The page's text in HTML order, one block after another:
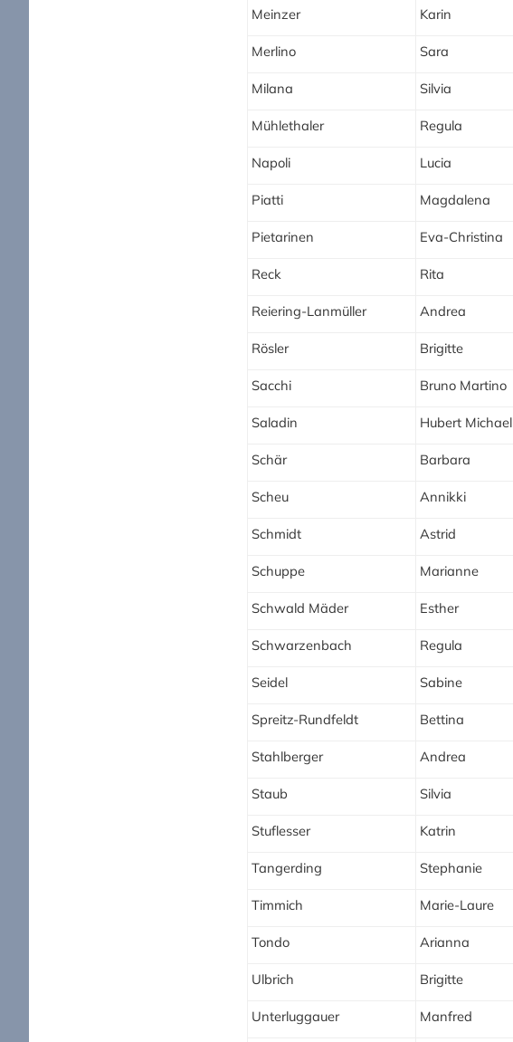
Meinzer Karin
Merlino Sara
Milana Silvia
Mühlethaler Regula
Napoli Lucia
Piatti Magdalena
Pietarinen Eva-Christina
Reck Rita
Reiering-Lanmüller Andrea
Rösler Brigitte
Sacchi Bruno Martino
Saladin Hubert Michael
Schär Barbara
Scheu Annikki
Schmidt Astrid
Schuppe Marianne
Schwald Mäder Esther
Schwarzenbach Regula
Seidel Sabine
Spreitz-Rundfeldt Bettina
Stahlberger Andrea
Staub Silvia
Stuflesser Katrin
Tangerding Stephanie
Timmich Marie-Laure
Tondo Arianna
Ulbrich Brigitte
Unterluggauer Manfred